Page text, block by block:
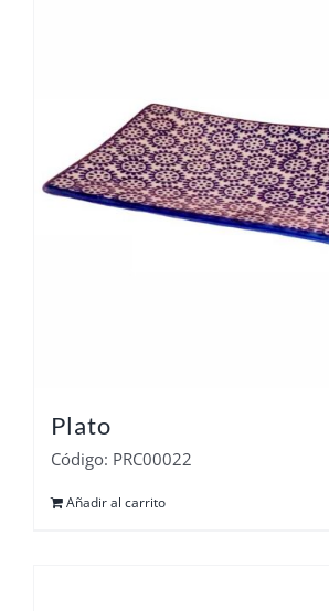
Plato
Código: PRC00022
Añadir al carrito